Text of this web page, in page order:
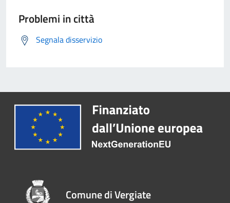
Problemi in città
Segnala disservizio
Comune di Vergiate